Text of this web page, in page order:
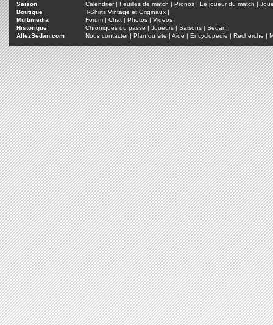
Saison
Calendrier| Feuilles de match | Pronos | Le joueur du match |
Boutique
T-Shirts Vintage et Originaux |
Multimedia
Forum | Chat | Photos | Videos |
Historique
Chroniques du passé | Joueurs | Saisons | Sedan |
AllezSedan.com
Nous contacter| Plan du site | Aide | Encyclopedie | Recherche |